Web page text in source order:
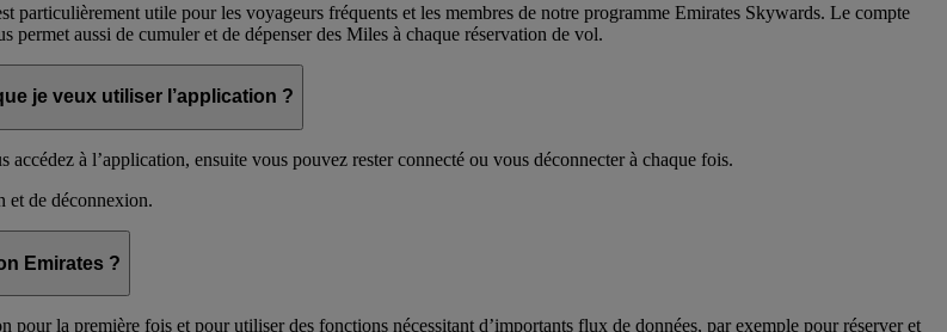
particulièrement utile pour les voyageurs fréquents et les membres de notre programme Emirates Skywards. Le compte
aussi de cumuler et de dépenser des Miles à chaque réservation de vol.
je veux utiliser l’application ?
à l’application, ensuite vous pouvez rester connecté ou vous déconnecter à chaque fois.
et de déconnexion.
Emirates ?
la première fois et pour utiliser des fonctions nécessitant d’importants flux de données, par exemple pour réserver et